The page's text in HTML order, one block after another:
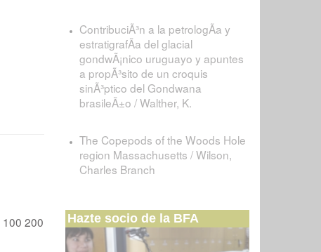
100 200
ContribuciÃ³n a la petrologÃ­a y
estratigrafÃ­a del glacial
gondwÃ¡nico uruguayo y apuntes
a propÃ³sito de un croquis
sinÃ³ptico del Gondwana
brasileÃ±o / Walther, K.
The Copepods of the Woods Hole
region Massachusetts / Wilson,
Charles Branch
Hazte socio de la BFA